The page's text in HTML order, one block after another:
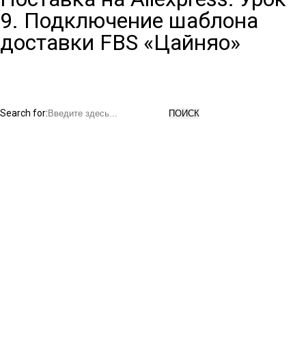
9. Подключение шаблона
доставки FBS «Цайняо»
Search for: